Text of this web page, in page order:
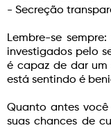
- Secreção
Lembre-se
investigados pelo
é capaz de dar
está sentindo é
Quanto antes
suas chances de